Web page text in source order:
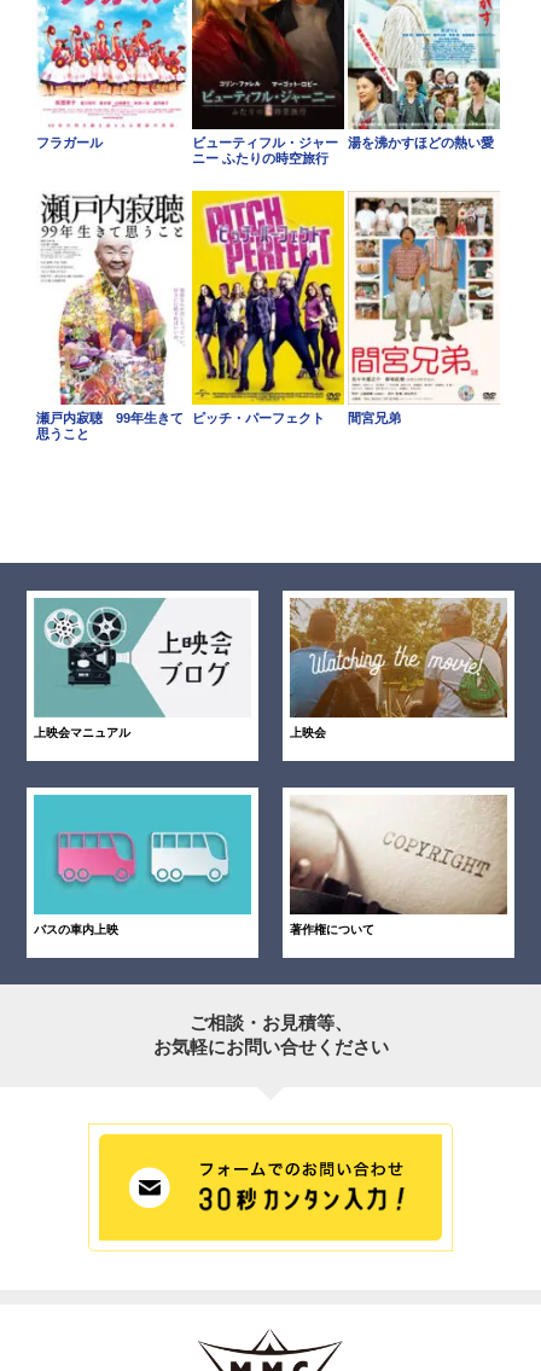
フラガール
ビューティフル・ジャー
ニー ふたりの時空旅行
湯を沸かすほどの熱い愛
瀬戸内寂聴 99年生きて
思うこと
ピッチ・パーフェクト 間宮兄弟
上映会マニュアル 上映会
バスの車内上映 著作権について
ご相談・お見積等、
お気軽にお問い合せください